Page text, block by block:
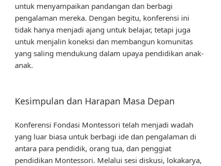
untuk menyampaikan pandangan dan berbagi
pengalaman mereka. Dengan begitu, konferensi ini
tidak hanya menjadi ajang untuk belajar, tetapi juga
untuk menjalin koneksi dan membangun komunitas
yang saling mendukung dalam upaya pendidikan anak-
anak.
Kesimpulan dan Harapan Masa Depan
Konferensi Fondasi Montessori telah menjadi wadah
yang luar biasa untuk berbagi ide dan pengalaman di
antara para pendidik, orang tua, dan penggiat
pendidikan Montessori. Melalui sesi diskusi, lokakarya,